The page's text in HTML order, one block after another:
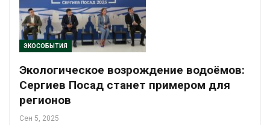
ЭКОСОБЫТИЯ
Экологическое возрождение водоёмов:
Сергиев Посад станет примером для
регионов
Сен 5, 2025